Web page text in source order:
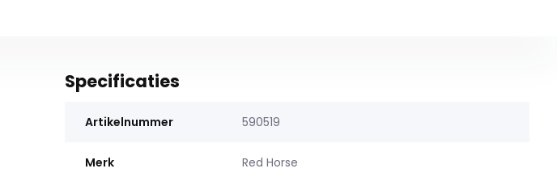
Specificaties
Artikelnummer 590519
Merk Red Horse